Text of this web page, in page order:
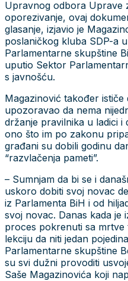
Upravnog odbora Uprave
oporezivanje, ovaj
glasanje, izjavio je
poslaničkog kluba SDP-a
Parlamentarne skupštine
uputio Sektor
s javnošću.
Magazinović također
upozoravao da nema
držanje pravilnika u ladici i
ono što im po zakonu
građani su dobili godinu
“razvlačenja pameti”.
– Sumnjam da bi se i
uskoro dobiti svoj novac
iz Parlamenta BiH i od
svoj novac. Danas kada je
proces pokrenuti sa mrtve
lekciju da niti jedan
Parlamentarne skupštine
su svi dužni provoditi
Saše Magazinovića koji